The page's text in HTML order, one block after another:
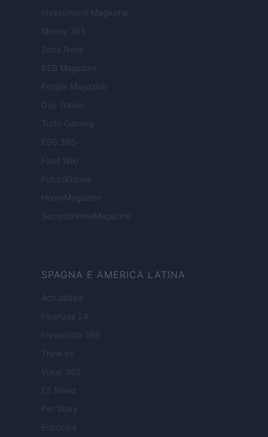
Investimenti Magazine
Money 365
Zona Nerd
B2B Magazine
People Magazine
Day Travel
Tutto Gaming
ESG 365
Food Wiki
FuturoDonna
HomeMagazine
SecondHomeMagazine
SPAGNA E AMERICA LATINA
Actualidad
Finanzas 24
Investindo 365
Think.es
Viajar 365
ES Newz
Pet Story
Encocina